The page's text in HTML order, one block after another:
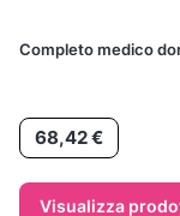
Completo medico
Prezzo
68,42 €
Visualizza